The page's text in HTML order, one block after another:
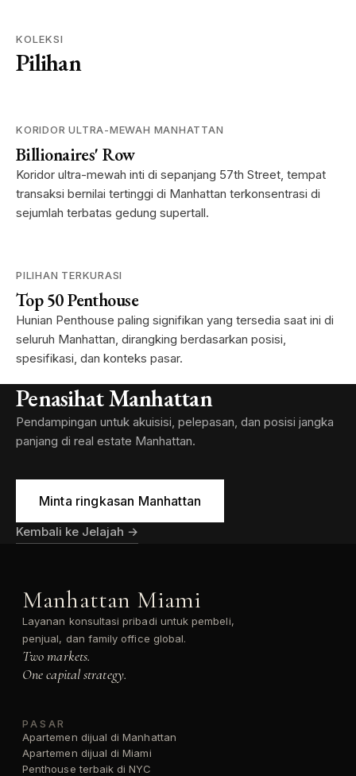
KOLEKSI
Pilihan
KORIDOR ULTRA-MEWAH MANHATTAN
Billionaires' Row
Koridor ultra-mewah inti di sepanjang 57th Street, tempat
transaksi bernilai tertinggi di Manhattan terkonsentrasi di
sejumlah terbatas gedung supertall.
PILIHAN TERKURASI
Top 50 Penthouse
Hunian Penthouse paling signifikan yang tersedia saat ini di
seluruh Manhattan, dirangking berdasarkan posisi,
spesifikasi, dan konteks pasar.
Penasihat Manhattan
Pendampingan untuk akuisisi, pelepasan, dan posisi jangka
panjang di real estate Manhattan.
Minta ringkasan Manhattan
Kembali ke Jelajah →
Manhattan Miami
Layanan konsultasi pribadi untuk pembeli,
penjual, dan family office global.
Two markets.
One capital strategy.
PASAR
Apartemen dijual di Manhattan
Apartemen dijual di Miami
Penthouse terbaik di NYC